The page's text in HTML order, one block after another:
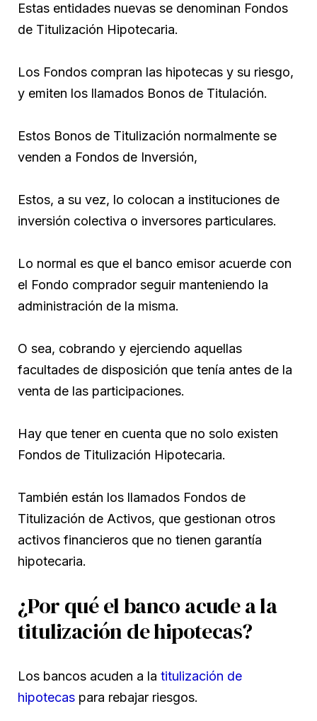
Estas entidades nuevas se denominan Fondos
de Titulización Hipotecaria.
Los Fondos compran las hipotecas y su riesgo,
y emiten los llamados Bonos de Titulación.
Estos Bonos de Titulización normalmente se
venden a Fondos de Inversión,
Estos, a su vez, lo colocan a instituciones de
inversión colectiva o inversores particulares.
Lo normal es que el banco emisor acuerde con
el Fondo comprador seguir manteniendo la
administración de la misma.
O sea, cobrando y ejerciendo aquellas
facultades de disposición que tenía antes de la
venta de las participaciones.
Hay que tener en cuenta que no solo existen
Fondos de Titulización Hipotecaria.
También están los llamados Fondos de
Titulización de Activos, que gestionan otros
activos financieros que no tienen garantía
hipotecaria.
¿Por qué el banco acude a la
titulización de hipotecas?
Los bancos acuden a la titulización de
hipotecas para rebajar riesgos.